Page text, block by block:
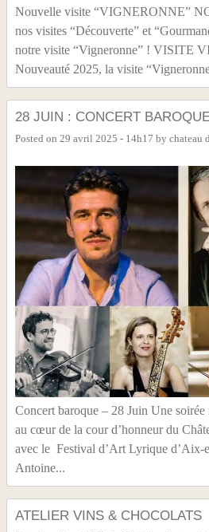
Nouvelle visite “VIGNERONNE”
nos visites “Découverte” et
notre visite “Vigneronne” ! VISITE
Nouveauté 2025, la visite
28 JUIN : CONCERT
Posted on 29 avril 2025 - 14h17 by chateau
Concert baroque – 28 Juin Une
au cœur de la cour d’honneur du
avec le Festival d’Art Lyrique d’Aix-
Antoine...
ATELIER VINS & CHOCOLATS